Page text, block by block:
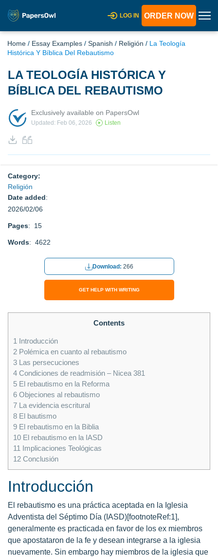
LOG IN ORDER NOW
Home / Essay Examples / Spanish / Religión / La Teología
Histórica Y Bíblica Del Rebautismo
LA TEOLOGÍA HISTÓRICA Y
BÍBLICA DEL REBAUTISMO
Exclusively available on PapersOwl
Updated: Feb 06, 2026 Listen
Category:
Religión
Date added:
2026/02/06
Pages: 15
Words: 4622
Download: 266
GET HELP WITH WRITING
Contents
1 Introducción
2 Polémica en cuanto al rebautismo
3 Las persecuciones
4 Condiciones de readmisión – Nicea 381
5 El rebautismo en la Reforma
6 Objeciones al rebautismo
7 La evidencia escritural
8 El bautismo
9 El rebautismo en la Biblia
10 El rebautismo en la IASD
11 Implicaciones Teológicas
12 Conclusión
Introducción
El rebautismo es una práctica aceptada en la Iglesia
Adventista del Séptimo Día (IASD)[footnoteRef:1],
generalmente es practicada en favor de los ex miembros
que apostataron de la fe y desean integrarse a la iglesia
nuevamente. Sin embargo hay miembros de la iglesia que